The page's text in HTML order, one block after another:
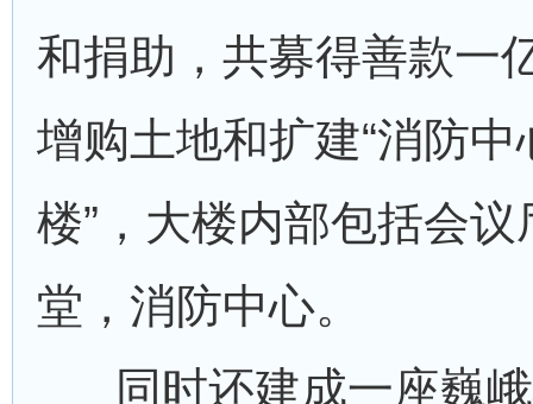
和捐助，共募得善款一
增购土地和扩建“消防中
楼”，大楼内部包括会议
堂，消防中心。
同时还建成一座巍